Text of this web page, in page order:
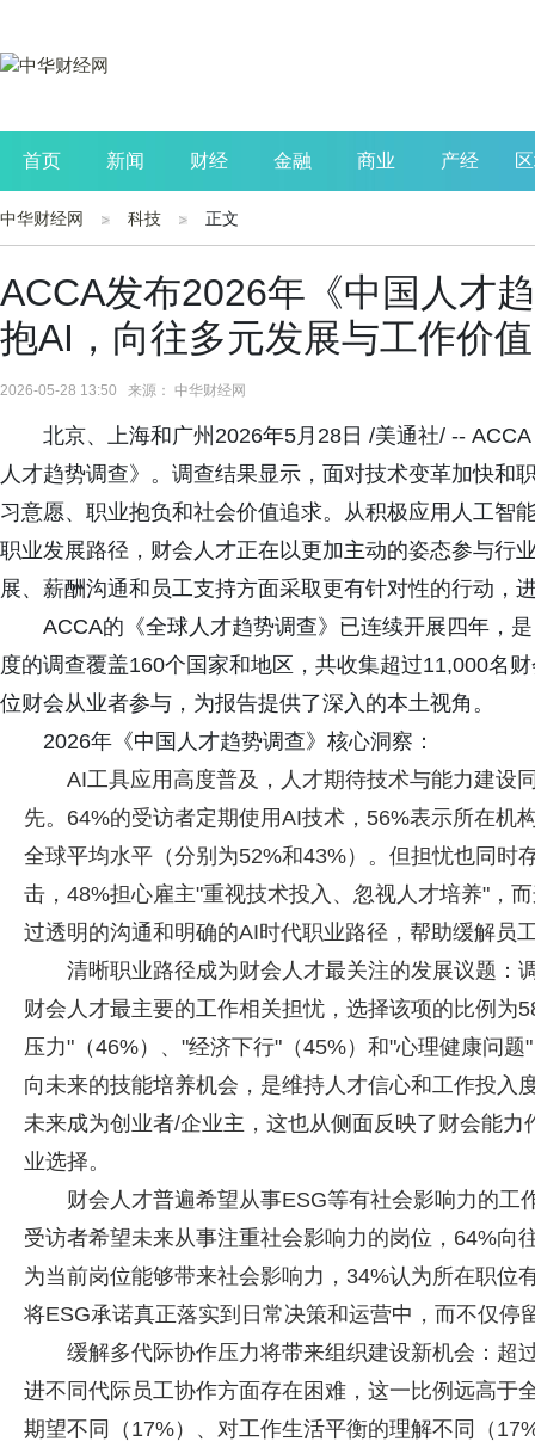
首页 新闻 财经 金融 商业 产经
公司 生活 读书
中华财经网 科技 正文
ACCA发布2026年《中国人才
抱AI，向往多元发展与工作价值
2026-05-28 13:50 来源： 中华财经网
北京、上海和广州2026年5月28日 /美通社/ --
人才趋势调查》。调查结果显示，面对技术变革加快和
习意愿、职业抱负和社会价值追求。从积极应用人工智
职业发展路径，财会人才正在以更加主动的姿态参与行
展、薪酬沟通和员工支持方面采取更有针对性的行动，
ACCA的《全球人才趋势调查》已连续开展四年，
度的调查覆盖160个国家和地区，共收集超过11,000名
位财会从业者参与，为报告提供了深入的本土视角。
2026年《中国人才趋势调查》核心洞察：
AI工具应用高度普及，人才期待技术与能力建设
先。64%的受访者定期使用AI技术，56%表示所在机
全球平均水平（分别为52%和43%）。但担忧也同时
击，48%担心雇主"重视技术投入、忽视人才培养"，
过透明的沟通和明确的AI时代职业路径，帮助缓解员
清晰职业路径成为财会人才最关注的发展议题：
财会人才最主要的工作相关担忧，选择该项的比例为
压力"（46%）、"经济下行"（45%）和"心理健康问
向未来的技能培养机会，是维持人才信心和工作投入
未来成为创业者/企业主，这也从侧面反映了财会能
业选择。
财会人才普遍希望从事ESG等有社会影响力的
受访者希望未来从事注重社会影响力的岗位，64%向
为当前岗位能够带来社会影响力，34%认为所在职位
将ESG承诺真正落实到日常决策和运营中，而不仅停
缓解多代际协作压力将带来组织建设新机会：超
进不同代际员工协作方面存在困难，这一比例远高于
期望不同（17%）、对工作生活平衡的理解不同（